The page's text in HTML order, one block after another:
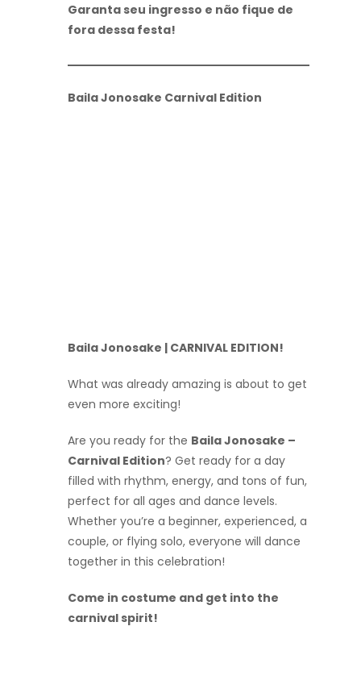
Garanta seu ingresso e não fique de
fora dessa festa!
Baila Jonosake Carnival Edition
Baila Jonosake | CARNIVAL EDITION!
What was already amazing is about to get
even more exciting!
Are you ready for the Baila Jonosake –
Carnival Edition? Get ready for a day
filled with rhythm, energy, and tons of fun,
perfect for all ages and dance levels.
Whether you’re a beginner, experienced, a
couple, or flying solo, everyone will dance
together in this celebration!
Come in costume and get into the
carnival spirit!